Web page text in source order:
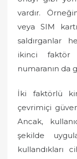
vardır.
veya SIM
saldırganlar
ikinci faktör
numaranın da
İki faktörlü
çevrimiçi
Ancak,
şekilde
kullandıkları